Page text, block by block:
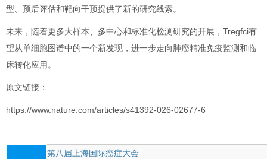
型、预后评估和靶向干预提供了新的研究线索。
未来，随着更多大样本、多中心和标准化检测研究的开展，Tregfci有
望从单细胞图谱中的一个新发现，进一步走向肺癌精准免疫监测和临
床转化应用。
原文链接：
https://www.nature.com/articles/s41392-026-02677-6
第八届上海国际癌症大会